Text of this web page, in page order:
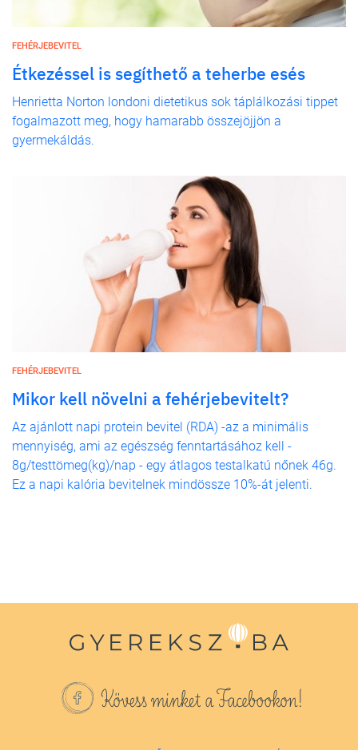
FEHÉRJEBEVITEL
Étkezéssel is segíthető a teherbe esés
Henrietta Norton londoni dietetikus sok táplálkozási tippet
fogalmazott meg, hogy hamarabb összejöjjön a
gyermekáldás.
FEHÉRJEBEVITEL
Mikor kell növelni a fehérjebevitelt?
Az ajánlott napi protein bevitel (RDA) -az a minimális
mennyiség, ami az egészség fenntartásához kell -
8g/testtömeg(kg)/nap - egy átlagos testalkatú nőnek 46g.
Ez a napi kalória bevitelnek mindössze 10%-át jelenti.
Kövess minket a Facebookon!